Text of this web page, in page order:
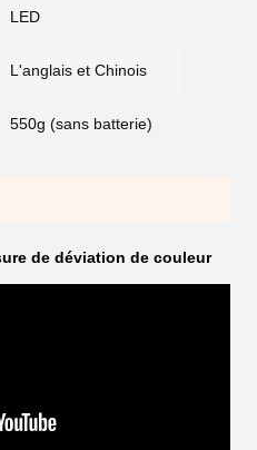
LED
L'anglais et Chinois
550g (sans batterie)
de déviation de couleur